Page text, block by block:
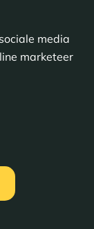
media
marketeer